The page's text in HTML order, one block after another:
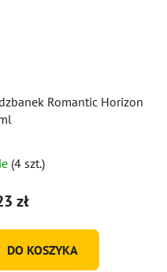
Romantic Horizon
(4 szt.)
zł
DO KOSZYKA